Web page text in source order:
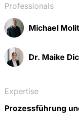
Professionals
Michael
Dr. Maike
Expertise
Prozessführung